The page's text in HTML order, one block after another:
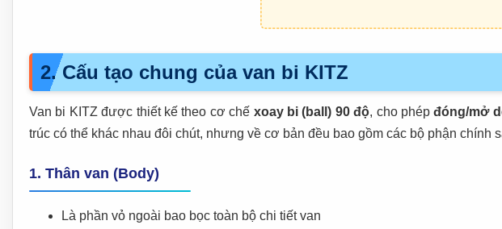
2. Cấu tạo chung của van bi KITZ
Van bi KITZ được thiết kế theo cơ chế xoay bi (ball) 90 độ, cho phépđóng/mở
trúc có thể khác nhau đôi chút, nhưng về cơ bản đều bao gồm các bộ phận chính
1. Thân van (Body)
Là phần vỏ ngoài bao bọc toàn bộ chi tiết van